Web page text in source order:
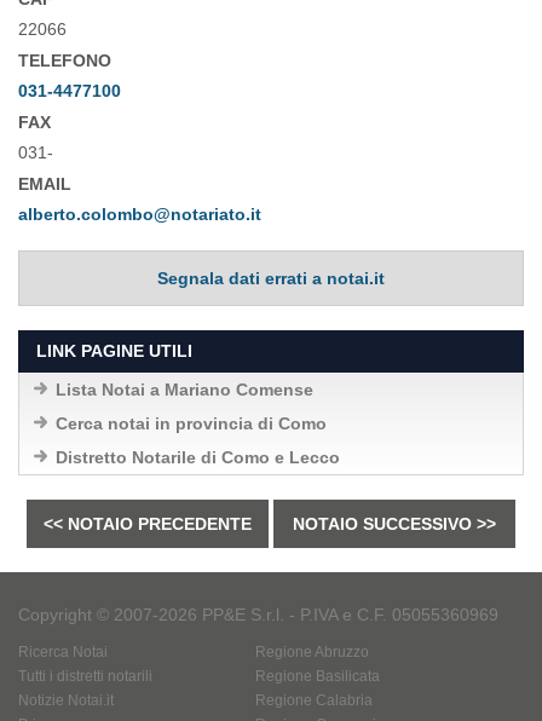
22066
TELEFONO
031-4477100
FAX
031-
EMAIL
alberto.colombo@notariato.it
Segnala dati errati a notai.it
LINK PAGINE UTILI
Lista Notai a Mariano Comense
Cerca notai in provincia di Como
Distretto Notarile di Como e Lecco
<< NOTAIO PRECEDENTE NOTAIO SUCCESSIVO >>
Copyright © 2007-2026 PP&E S.r.l. - P.IVA e C.F. 05055360969
Ricerca Notai
Tutti i distretti notarili
Notizie Notai.it
Regione Abruzzo
Regione Basilicata
Regione Calabria